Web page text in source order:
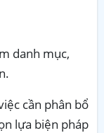
danh mục,
cần phân bổ
lựa biện pháp